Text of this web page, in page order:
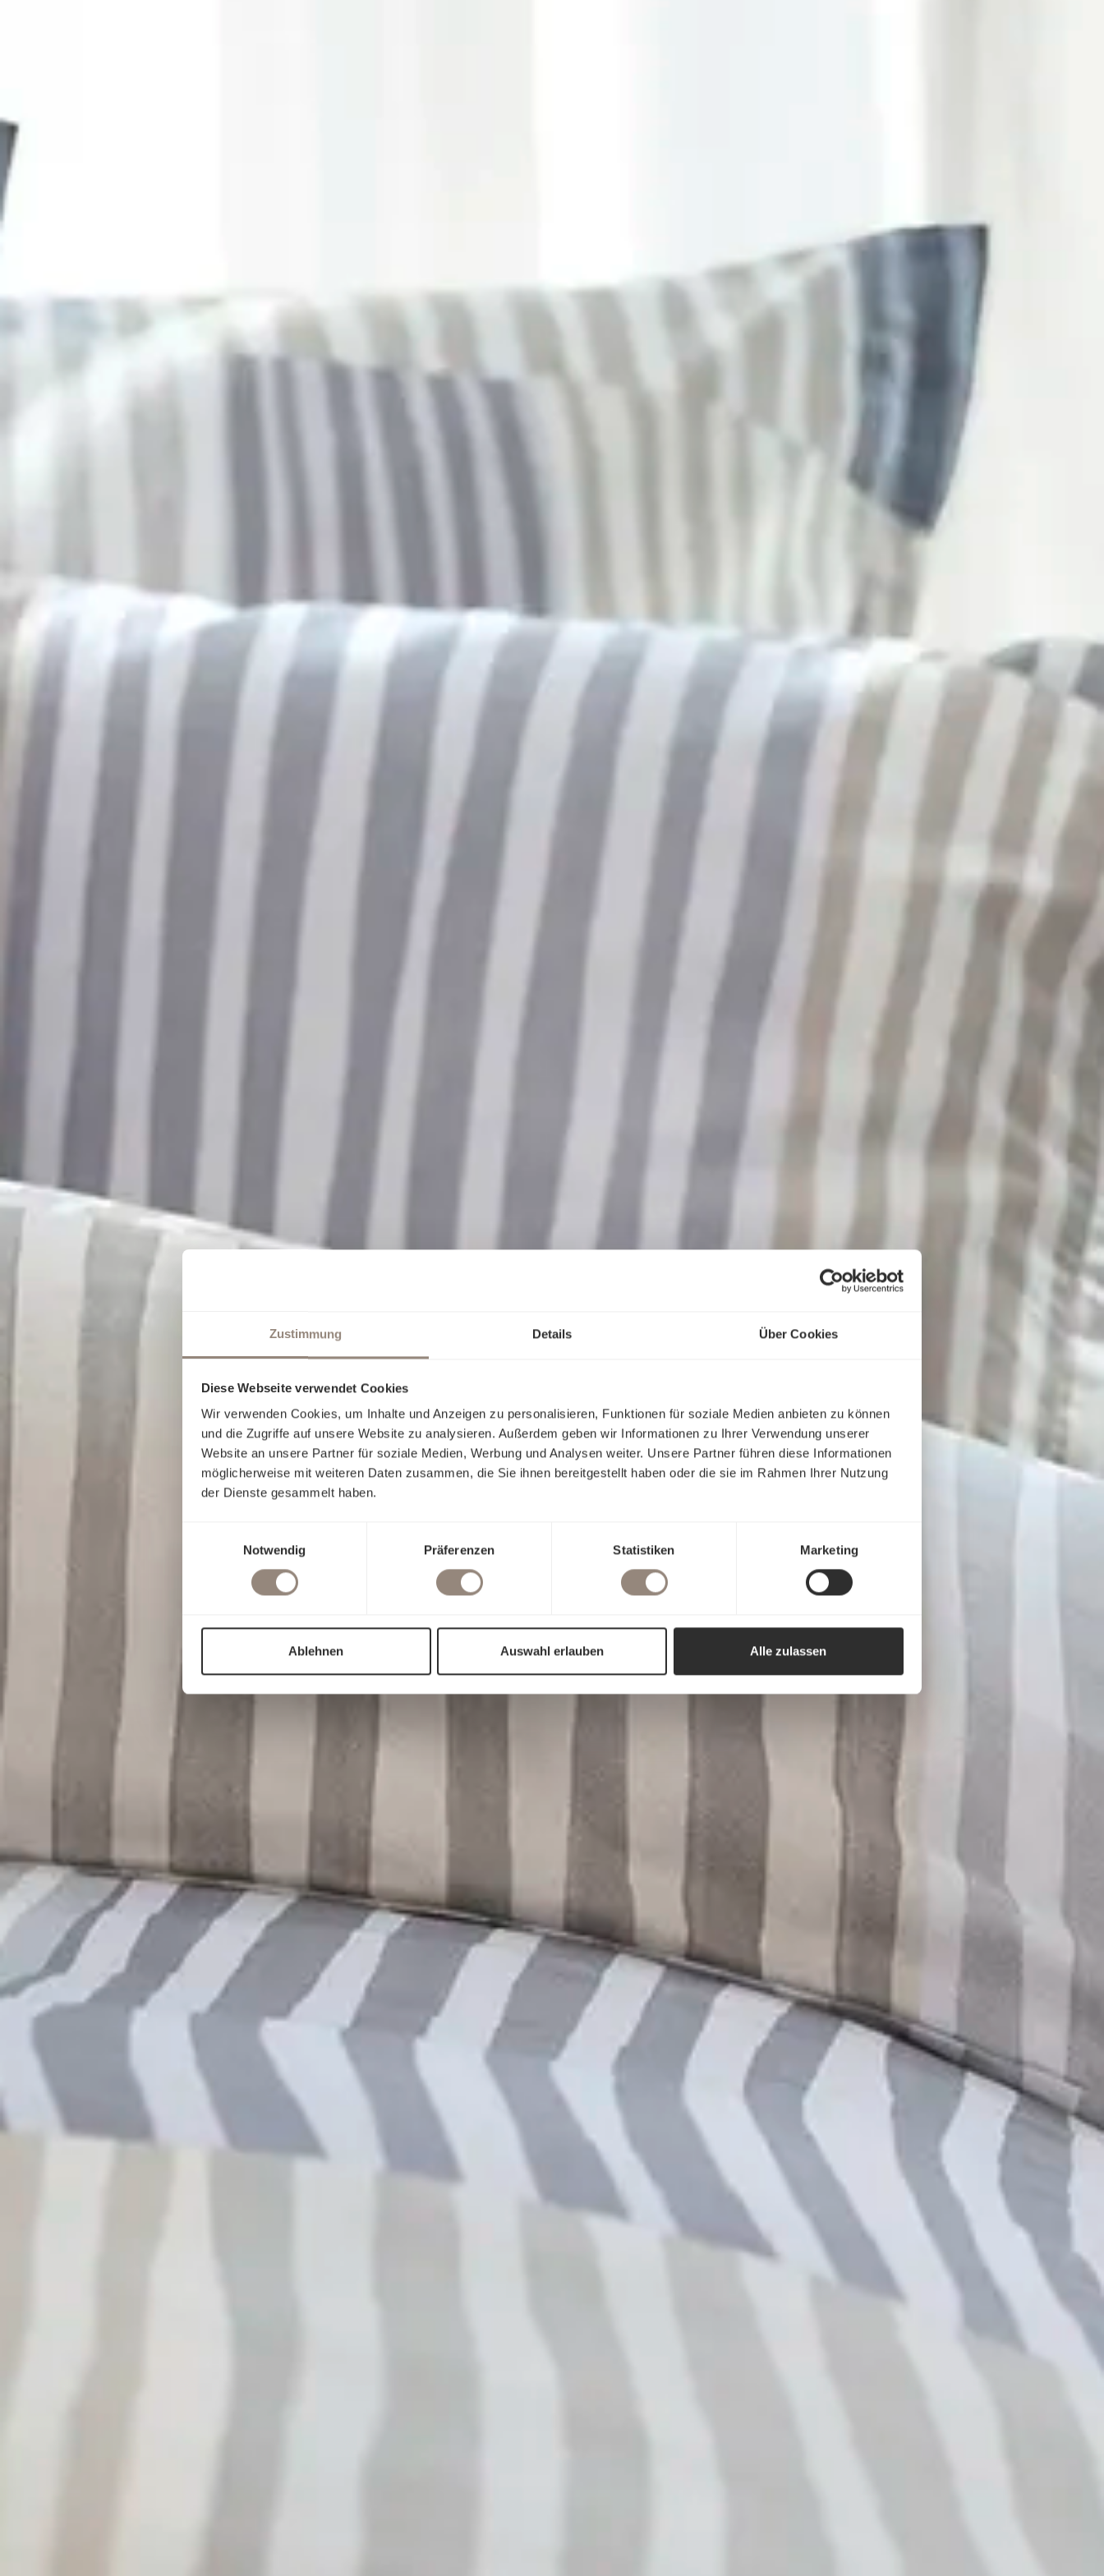
Zustimmung Details Über Cookies
Diese Webseite verwendet Cookies
Wir verwenden Cookies, um Inhalte und Anzeigen zu personalisieren, Funktionen für soziale Medien anbieten zu können
und die Zugriffe auf unsere Website zu analysieren. Außerdem geben wir Informationen zu Ihrer Verwendung unserer
Website an unsere Partner für soziale Medien, Werbung und Analysen weiter. Unsere Partner führen diese Informationen
möglicherweise mit weiteren Daten zusammen, die Sie ihnen bereitgestellt haben oder die sie im Rahmen Ihrer Nutzung
der Dienste gesammelt haben.
Notwendig
Präferenzen Statistiken Marketing
Ablehnen Auswahl erlauben Alle zulassen